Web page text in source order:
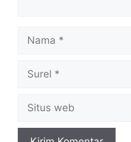
Nama
Surel
Situs
web